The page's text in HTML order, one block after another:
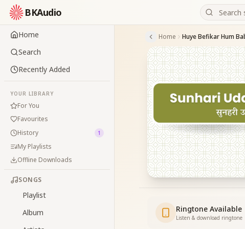
BKAudio
Home
Search
Recently Added
YOUR LIBRARY
For You
Favourites
History
1
My Playlists
Offline Downloads
SONGS
Playlist
Album
Home
Ringtone Available
Listen & download ringtone